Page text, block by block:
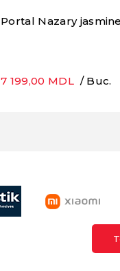
Portal Nazary jasmine
7 199,00 MDL / Buc.